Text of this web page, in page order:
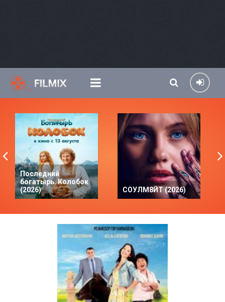
Последний
богатырь. Колобок
(2026)
СОУЛМ8ЙТ (2026)